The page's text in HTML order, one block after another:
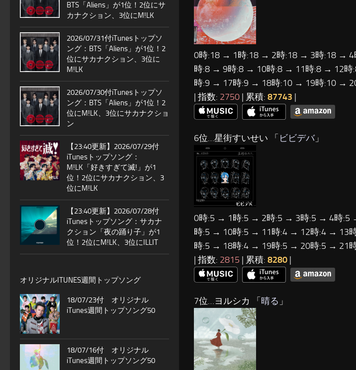
0時:18 → 1時:18 → 2時:18 → 3時:18 →
時:8 → 9時:8 → 10時:8 → 11時:8 → 12
時:9 → 17時:9 → 18時:10 → 19時:10 →
| 指数: 2750 | 累積: 87743 |
6位…星街すいせい 「 ビビデバ」
0時:5 → 1時:5 → 2時:5 → 3時:5 → 4時
時:5 → 10時:5 → 11時:4 → 12時:4 → 13
時:5 → 18時:4 → 19時:5 → 20時:5 → 21
| 指数: 2815 | 累積: 8280 |
7位…ヨルシカ 「 晴る 」
BTS「Aliens」が1位！2位にサ
カナクション、3位にM!LK
2026/07/31付iTunesトップソ
ング：BTS「Aliens」が1位！2
位にサカナクション、3位に
M!LK
2026/07/30付iTunesトップソ
ング：BTS「Aliens」が1位！2
位にM!LK、3位にサカナクショ
ン
【23:40更新】2026/07/29付
iTunesトップソング：
M!LK「好きすぎて滅!」が1
位！2位にサカナクション、3
位にM!LK
【23:40更新】2026/07/28付
iTunesトップソング：サカナ
クション「夜の踊り子」が1
位！2位にM!LK、3位にILLIT
オリジナルITUNES週間トップソング
18/07/23付 オリジナル
iTunes週間トップソング50
18/07/16付 オリジナル
iTunes週間トップソング50